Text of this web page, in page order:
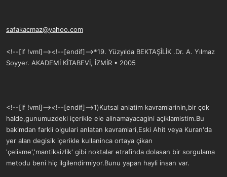
safakacmaz@yahoo.com
<!--[if !vml]--><!--[endif]-->*19. Yüzyılda BEKTAŞÎLİK .Dr. A. Yılmaz
Soyyer. AKADEMİ KİTABEVİ, İZMİR • 2005
<!--[if !vml]--><!--[endif]-->1)Kutsal anlatim kavramlarinin,bir çok
halde,gunumuzdeki içerikle ele alinamayacagini açiklamistim.Bu
bakimdan farkli olgulari anlatan kavramlari,Eski Ahit veya Kuran'da
yer alan degisik içerikle kullaninca ortaya çikan
'çelisme','mantiksizlik' gibi noktalar etrafinda dolasan bir sorgulama
metodu beni hiç ilgilendirmiyor.Bunu yapan hayli insan var.